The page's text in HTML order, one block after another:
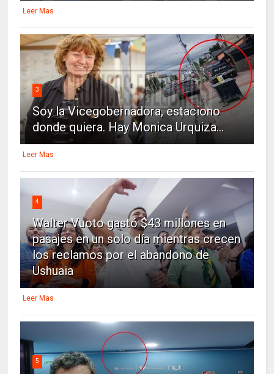
Leer Mas
3
Soy la Vicegobernadora, estaciono
donde quiera. Hay Monica Urquiza...
Leer Mas
4
Walter Vuoto gastó $43 millones en
pasajes en un solo día mientras crecen
los reclamos por el abandono de
Ushuaia
Leer Mas
5